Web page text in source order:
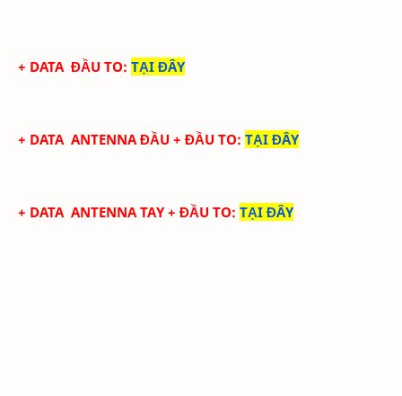
+ DATA ĐẦU TO: TẠI ĐÂY
+ DATA ANTENNA ĐẦU + ĐẦU TO: TẠI ĐÂY
+ DATA ANTENNA TAY+ ĐẦU TO: TẠI ĐÂY